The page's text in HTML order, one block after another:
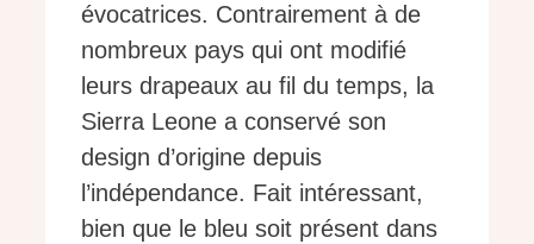
évocatrices. Contrairement à de
nombreux pays qui ont modifié
leurs drapeaux au fil du temps, la
Sierra Leone a conservé son
design d’origine depuis
l’indépendance. Fait intéressant,
bien que le bleu soit présent dans